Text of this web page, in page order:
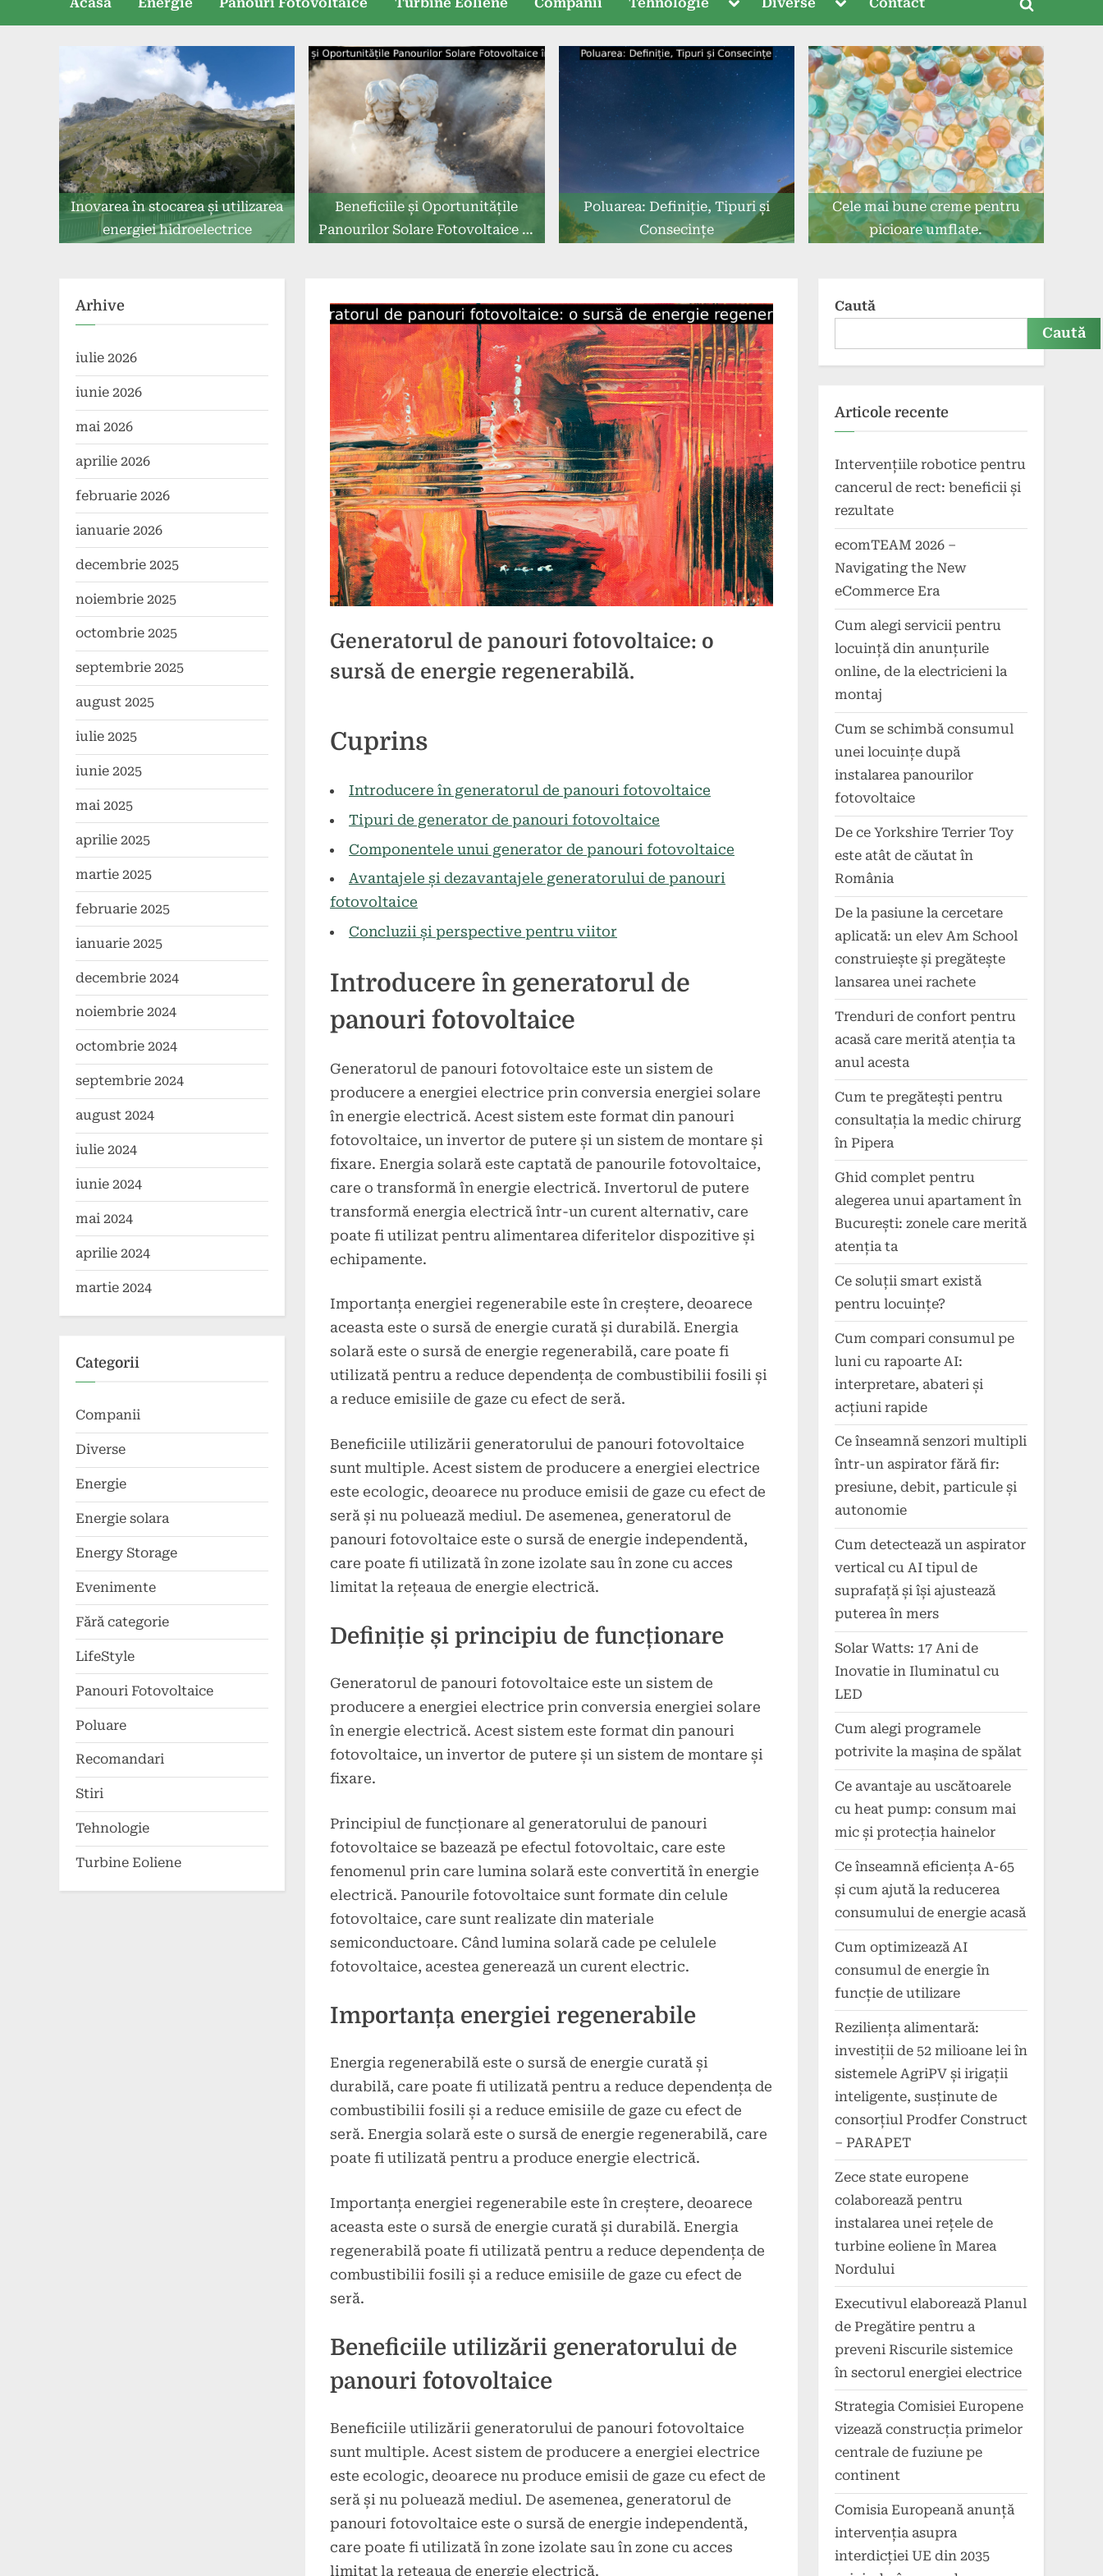
menu
menu
Toggle
form
Inovarea în stocarea și utilizarea
energiei hidroelectrice
Beneficiile și Oportunitățile
Panourilor Solare Fotovoltaice în
Poluarea: Definiție, Tipuri și
Consecințe
Cele mai bune creme pentru
picioare umflate.
Generatorul de panouri fotovoltaice: o
sursă de energie regenerabilă.
on
mai
comentariila
de
fotovoltaice:
o
sursă
de
energie
regenerabilă.
Cuprins
Introducere în generatorul de panouri fotovoltaice
Tipuri de generator de panouri fotovoltaice
Componentele unui generator de panouri fotovoltaice
Avantajele și dezavantajele generatorului de panouri
fotovoltaice
Concluzii și perspective pentru viitor
Introducere în generatorul de
panouri fotovoltaice
Generatorul de panouri fotovoltaice este un sistem de
producere a energiei electrice prin conversia energiei solare
în energie electrică. Acest sistem este format din panouri
fotovoltaice, un invertor de putere și un sistem de montare și
fixare. Energia solară este captată de panourile fotovoltaice,
care o transformă în energie electrică. Invertorul de putere
transformă energia electrică într-un curent alternativ, care
poate fi utilizat pentru alimentarea diferitelor dispozitive și
echipamente.
Importanța energiei regenerabile este în creștere, deoarece
aceasta este o sursă de energie curată și durabilă. Energia
solară este o sursă de energie regenerabilă, care poate fi
utilizată pentru a reduce dependența de combustibilii fosili și
a reduce emisiile de gaze cu efect de seră.
Beneficiile utilizării generatorului de panouri fotovoltaice
sunt multiple. Acest sistem de producere a energiei electrice
este ecologic, deoarece nu produce emisii de gaze cu efect de
seră și nu poluează mediul. De asemenea, generatorul de
panouri fotovoltaice este o sursă de energie independentă,
care poate fi utilizată în zone izolate sau în zone cu acces
limitat la rețeaua de energie electrică.
Definiție și principiu de funcționare
Generatorul de panouri fotovoltaice este un sistem de
producere a energiei electrice prin conversia energiei solare
în energie electrică. Acest sistem este format din panouri
fotovoltaice, un invertor de putere și un sistem de montare și
fixare.
Principiul de funcționare al generatorului de panouri
fotovoltaice se bazează pe efectul fotovoltaic, care este
fenomenul prin care lumina solară este convertită în energie
electrică. Panourile fotovoltaice sunt formate din celule
fotovoltaice, care sunt realizate din materiale
semiconductoare. Când lumina solară cade pe celulele
fotovoltaice, acestea generează un curent electric.
Importanța energiei regenerabile
Energia regenerabilă este o sursă de energie curată și
durabilă, care poate fi utilizată pentru a reduce dependența de
combustibilii fosili și a reduce emisiile de gaze cu efect de
seră. Energia solară este o sursă de energie regenerabilă, care
poate fi utilizată pentru a produce energie electrică.
Importanța energiei regenerabile este în creștere, deoarece
aceasta este o sursă de energie curată și durabilă. Energia
regenerabilă poate fi utilizată pentru a reduce dependența de
combustibilii fosili și a reduce emisiile de gaze cu efect de
seră.
Beneficiile utilizării generatorului de
panouri fotovoltaice
Beneficiile utilizării generatorului de panouri fotovoltaice
sunt multiple. Acest sistem de producere a energiei electrice
este ecologic, deoarece nu produce emisii de gaze cu efect de
seră și nu poluează mediul. De asemenea, generatorul de
panouri fotovoltaice este o sursă de energie independentă,
care poate fi utilizată în zone izolate sau în zone cu acces
limitat la rețeaua de energie electrică.
Arhive
iulie 2026
iunie 2026
mai 2026
aprilie 2026
februarie 2026
ianuarie 2026
decembrie 2025
noiembrie 2025
octombrie 2025
septembrie 2025
august 2025
iulie 2025
iunie 2025
mai 2025
aprilie 2025
martie 2025
februarie 2025
ianuarie 2025
decembrie 2024
noiembrie 2024
octombrie 2024
septembrie 2024
august 2024
iulie 2024
iunie 2024
mai 2024
aprilie 2024
martie 2024
Categorii
Companii
Diverse
Energie
Energie solara
Energy Storage
Evenimente
Fără categorie
LifeStyle
Panouri Fotovoltaice
Poluare
Recomandari
Stiri
Tehnologie
Turbine Eoliene
Caută
Caută
Articole recente
Intervențiile robotice pentru
cancerul de rect: beneficii și
rezultate
ecomTEAM 2026 –
Navigating the New
eCommerce Era
Cum alegi servicii pentru
locuință din anunțurile
online, de la electricieni la
montaj
Cum se schimbă consumul
unei locuințe după
instalarea panourilor
fotovoltaice
De ce Yorkshire Terrier Toy
este atât de căutat în
România
De la pasiune la cercetare
aplicată: un elev Am School
construiește și pregătește
lansarea unei rachete
Trenduri de confort pentru
acasă care merită atenția ta
anul acesta
Cum te pregătești pentru
consultația la medic chirurg
în Pipera
Ghid complet pentru
alegerea unui apartament în
București: zonele care merită
atenția ta
Ce soluții smart există
pentru locuințe?
Cum compari consumul pe
luni cu rapoarte AI:
interpretare, abateri și
acțiuni rapide
Ce înseamnă senzori multipli
într-un aspirator fără fir:
presiune, debit, particule și
autonomie
Cum detectează un aspirator
vertical cu AI tipul de
suprafață și își ajustează
puterea în mers
Solar Watts: 17 Ani de
Inovatie in Iluminatul cu
LED
Cum alegi programele
potrivite la mașina de spălat
Ce avantaje au uscătoarele
cu heat pump: consum mai
mic și protecția hainelor
Ce înseamnă eficiența A-65
și cum ajută la reducerea
consumului de energie acasă
Cum optimizează AI
consumul de energie în
funcție de utilizare
Reziliența alimentară:
investiții de 52 milioane lei în
sistemele AgriPV și irigații
inteligente, susținute de
consorțiul Prodfer Construct
– PARAPET
Zece state europene
colaborează pentru
instalarea unei rețele de
turbine eoliene în Marea
Nordului
Executivul elaborează Planul
de Pregătire pentru a
preveni Riscurile sistemice
în sectorul energiei electrice
Strategia Comisiei Europene
vizează construcția primelor
centrale de fuziune pe
continent
Comisia Europeană anunță
intervenția asupra
interdicției UE din 2035